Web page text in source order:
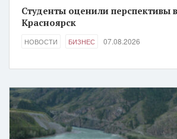
Студенты оценили перспективы
Красноярск
НОВОСТИ БИЗНЕС 07.08.2026